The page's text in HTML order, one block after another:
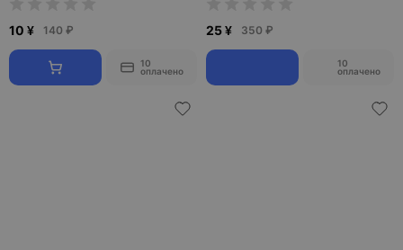
10 ¥ 140 ₽
10
оплачено
25 ¥ 350 ₽
10
оплачено